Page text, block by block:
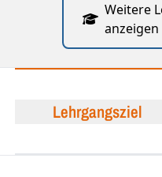
Weitere
anzeigen
Lehrgangsziel